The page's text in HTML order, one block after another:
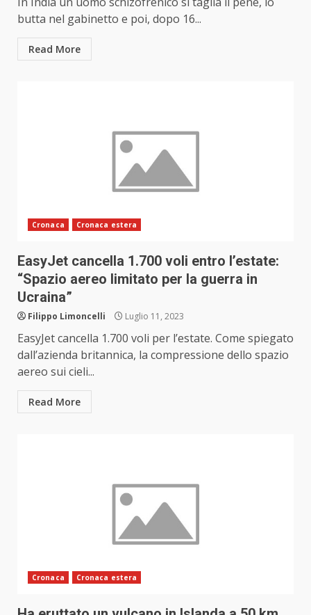
butta nel gabinetto e poi, dopo 16...
Read More
Cronaca Cronaca estera
EasyJet cancella 1.700 voli entro l’estate:
“Spazio aereo limitato per la guerra in
Ucraina”
Filippo Limoncelli Luglio 11, 2023
EasyJet cancella 1.700 voli per l’estate. Come spiegato
dall’azienda britannica, la compressione dello spazio
aereo sui cieli...
Read More
Cronaca Cronaca estera